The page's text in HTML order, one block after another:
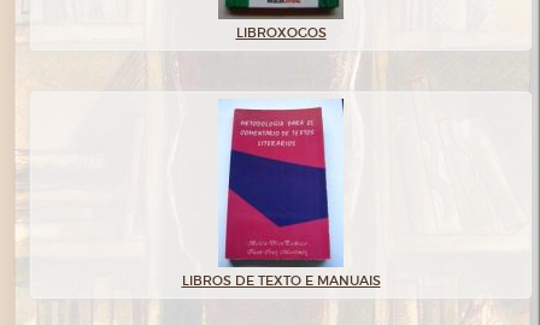
LIBROXOGOS
LIBROS DE TEXTO E MANUAIS